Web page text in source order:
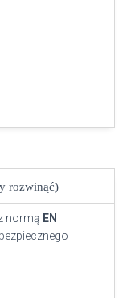
rozwinąć)
normą EN